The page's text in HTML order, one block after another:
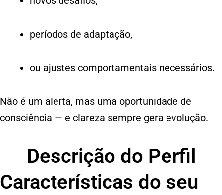
períodos de adaptação,
ou ajustes comportamentais necessários.
Não é um alerta, mas uma oportunidade de
consciência — e clareza sempre gera evolução.
Descrição do Perfil
Características do seu